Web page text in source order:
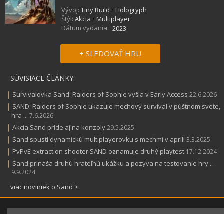
Vývoj: Tiny Build / Hologryph
Štýl: Akcia / Multiplayer
Dátum vydania: 2023
+ SLEDOVAŤ HRU
SÚVISIACE ČLÁNKY:
| Survivalovka Sand: Raiders of Sophie vyšla v Early Access 22.6.2026
| SAND: Raiders of Sophie ukazuje mechový survival v púštnom svete,
hra ... 7.6.2026
| Akcia Sand príde aj na konzoly29.5.2025
| Sand spustí dynamickú multiplayerovku s mechmi v apríli 3.3.2025
| PvPvE extraction shooter SAND oznamuje druhý playtest 17.12.2024
| Sand prináša druhú hrateľnú ukážku a pozýva na testovanie hry...
9.9.2024
viac noviniek o Sand >